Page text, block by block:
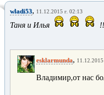
wladi53, 11.12.2015 г. 02:13
Таня и Илья
esklarmunda,
Владимир,от нас